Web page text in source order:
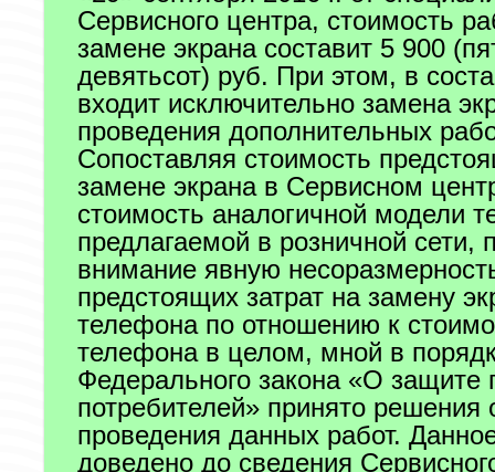
Сервисного центра, стоимость
замене экрана составит 5 900
девятьсот) руб. При этом, в
входит исключительно замена
проведения дополнительных
Сопоставляя стоимость
замене экрана в Сервисном
стоимость аналогичной модели
предлагаемой в розничной сети,
внимание явную
предстоящих затрат на замену
телефона по отношению к
телефона в целом, мной в
Федерального закона «О защите
потребителей» принято решения
проведения данных работ.
доведено до сведения